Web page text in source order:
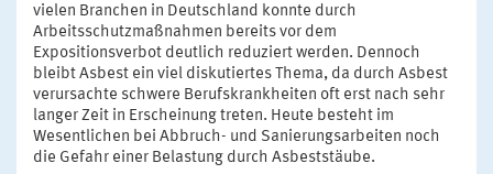
vielen Branchen in Deutschland konnte durch
Arbeitsschutzmaßnahmen bereits vor dem
Expositionsverbot deutlich reduziert werden. Dennoch
bleibt Asbest ein viel diskutiertes Thema, da durch Asbest
verursachte schwere Berufskrankheiten oft erst nach sehr
langer Zeit in Erscheinung treten. Heute besteht im
Wesentlichen bei Abbruch- und Sanierungsarbeiten noch
die Gefahr einer Belastung durch Asbeststäube.